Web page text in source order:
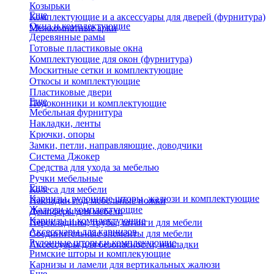
Козырьки
Комплектующие и а аксессуары для дверей (фурнитура)
Межкомнатные арки
Еще
Окна и комплектующие
Деревянные рамы
Готовые пластиковые окна
Комплектующие для окон (фурнитура)
Москитные сетки и комплектующие
Откосы и комплектующие
Пластиковые двери
Подоконники и комплектующие
Еще
Мебельная фурнитура
Накладки, ленты
Крючки, опоры
Замки, петли, направляющие, доводчики
Система Джокер
Средства для ухода за мебелью
Ручки мебельные
Колеса для мебели
Накладки под мебельные ножки
Демпферы для мебели
Перекладины, трубы, штанги для мебели
Соединительные элементы для мебели
Аксессуары для безопасности, накладки
Еще
Карнизы, рулонные шторы, жалюзи и комплектующие
Жалюзи и комплектующие
Карнизы и комплектующие
Аксессуары для карнизов
Рулонные шторы и комплекующие
Римские шторы и комплекующие
Карнизы и ламели для вертикальных жалюзи